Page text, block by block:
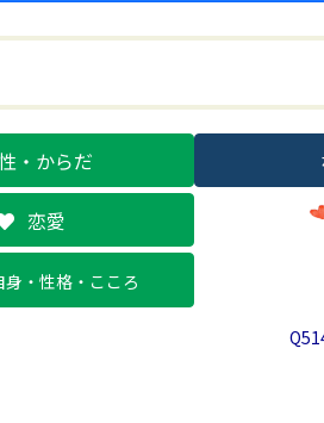
・からだ
恋愛
身・性格・こころ